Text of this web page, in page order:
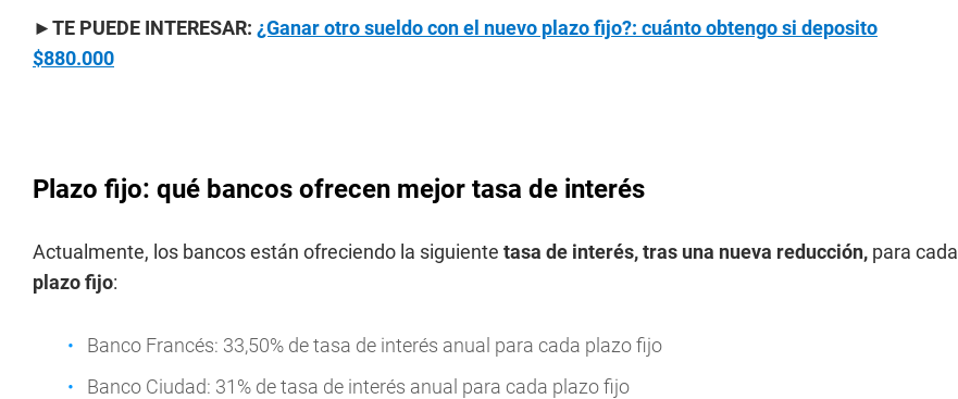
►TE PUEDE INTERESAR: ¿Ganar otro sueldo con el nuevo plazo fijo?: cuánto obtengo si deposito
$880.000
Plazo fijo: qué bancos ofrecen mejor tasa de interés
Actualmente, los bancos están ofreciendo la siguiente tasa de interés, tras una nueva reducción, para cada
plazo fijo:
Banco Francés: 33,50% de tasa de interés anual para cada plazo fijo
Banco Ciudad: 31% de tasa de interés anual para cada plazo fijo